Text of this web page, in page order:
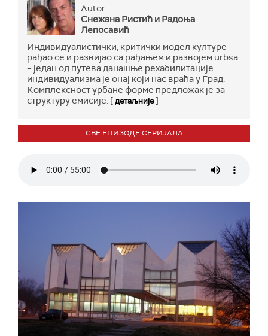
Autor:
Снежана Ристић и Радоња
Лепосавић
Индивидуалистички, критички модел културе
рађао се и развијао са рађањем и развојем urbsа
– један од путева данашње рехабилитације
индивидуализма је онај који нас враћа у Град.
Комплексност урбане форме предложак је за
структуру емисије. [детаљније]
СВЕ ЕПИЗОДЕ СЕРИЈАЛА